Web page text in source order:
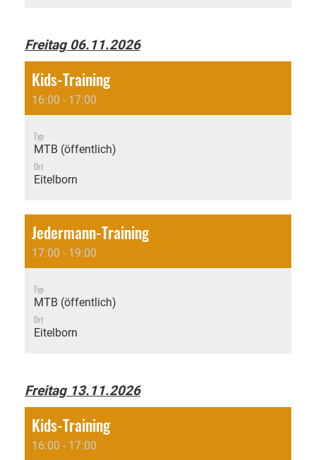
Freitag 06.11.2026
Kids-Training
16:00 - 17:00
Typ
MTB (öffentlich)
Ort
Eitelborn
Jedermann-Training
17:00 - 19:00
Typ
MTB (öffentlich)
Ort
Eitelborn
Freitag 13.11.2026
Kids-Training
16:00 - 17:00